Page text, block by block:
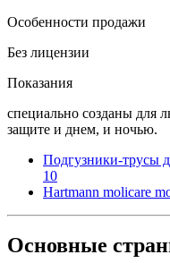
Особенности продажи
Без лицензии
Показания
специально созданы для
защите и днем, и ночью.
Подгузники-трусы
10
Hartmann molicare
Основные